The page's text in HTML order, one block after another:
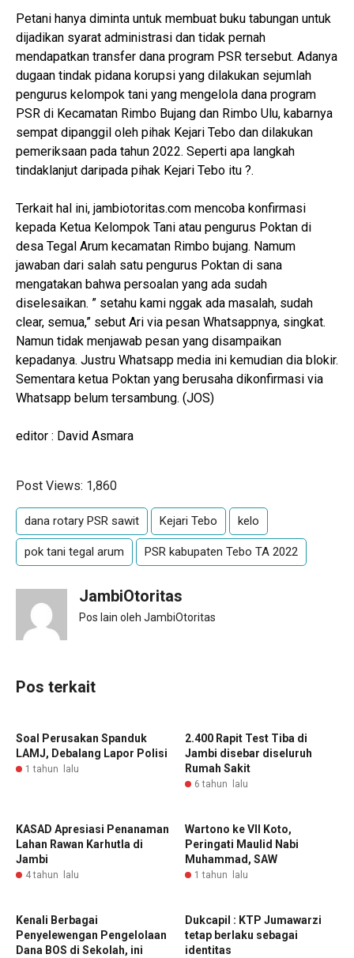
Petani hanya diminta untuk membuat buku tabungan untuk
dijadikan syarat administrasi dan tidak pernah
mendapatkan transfer dana program PSR tersebut. Adanya
dugaan tindak pidana korupsi yang dilakukan sejumlah
pengurus kelompok tani yang mengelola dana program
PSR di Kecamatan Rimbo Bujang dan Rimbo Ulu, kabarnya
sempat dipanggil oleh pihak Kejari Tebo dan dilakukan
pemeriksaan pada tahun 2022. Seperti apa langkah
tindaklanjut daripada pihak Kejari Tebo itu ?.
Terkait hal ini, jambiotoritas.com mencoba konfirmasi
kepada Ketua Kelompok Tani atau pengurus Poktan di
desa Tegal Arum kecamatan Rimbo bujang. Namum
jawaban dari salah satu pengurus Poktan di sana
mengatakan bahwa persoalan yang ada sudah
diselesaikan. ” setahu kami nggak ada masalah, sudah
clear, semua,” sebut Ari via pesan Whatsappnya, singkat.
Namun tidak menjawab pesan yang disampaikan
kepadanya. Justru Whatsapp media ini kemudian dia blokir.
Sementara ketua Poktan yang berusaha dikonfirmasi via
Whatsapp belum tersambung. (JOS)
editor : David Asmara
Post Views: 1,860
dana rotary PSR sawit Kejari Tebo kelo
pok tani tegal arum PSR kabupaten Tebo TA 2022
JambiOtoritas
Pos lain oleh JambiOtoritas
Pos terkait
Soal Perusakan Spanduk
LAMJ, Debalang Lapor Polisi
1 tahun lalu
2.400 Rapit Test Tiba di
Jambi disebar diseluruh
Rumah Sakit
6 tahun lalu
KASAD Apresiasi Penanaman
Lahan Rawan Karhutla di
Jambi
4 tahun lalu
Wartono ke VII Koto,
Peringati Maulid Nabi
Muhammad, SAW
1 tahun lalu
Kenali Berbagai
Penyelewengan Pengelolaan
Dana BOS di Sekolah, ini
Dukcapil : KTP Jumawarzi
tetap berlaku sebagai
identitas